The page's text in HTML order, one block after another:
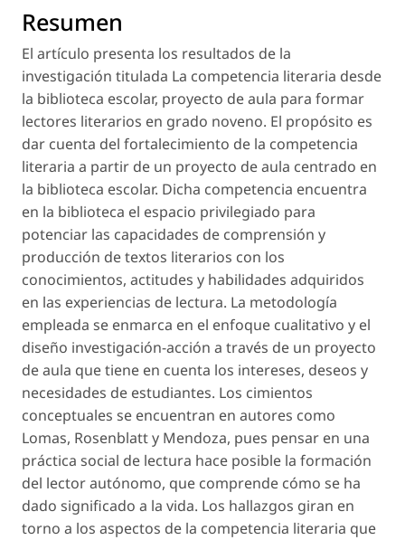
Resumen
El artículo presenta los resultados de la
investigación titulada La competencia literaria desde
la biblioteca escolar, proyecto de aula para formar
lectores literarios en grado noveno. El propósito es
dar cuenta del fortalecimiento de la competencia
literaria a partir de un proyecto de aula centrado en
la biblioteca escolar. Dicha competencia encuentra
en la biblioteca el espacio privilegiado para
potenciar las capacidades de comprensión y
producción de textos literarios con los
conocimientos, actitudes y habilidades adquiridos
en las experiencias de lectura. La metodología
empleada se enmarca en el enfoque cualitativo y el
diseño investigación-acción a través de un proyecto
de aula que tiene en cuenta los intereses, deseos y
necesidades de estudiantes. Los cimientos
conceptuales se encuentran en autores como
Lomas, Rosenblatt y Mendoza, pues pensar en una
práctica social de lectura hace posible la formación
del lector autónomo, que comprende cómo se ha
dado significado a la vida. Los hallazgos giran en
torno a los aspectos de la competencia literaria que